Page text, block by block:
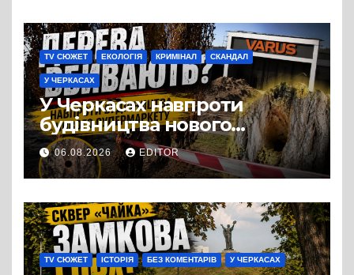
TV СЮЖЕТ ЕКОЛОГІЯ КРИМІНАЛ СКАНДАЛ
У ЧЕРКАСАХ
У Черкасах навпроти
будівництва нового
супермаркету VARUS на
проспекті Перемоги всохли
дерева. І це навряд чи
можна назвати
випадковістю
06.08.2026 EDITOR
TV СЮЖЕТ ІСТОРІЯ БЕЗ КОМЕНТАРІВ У ЧЕРКАСАХ